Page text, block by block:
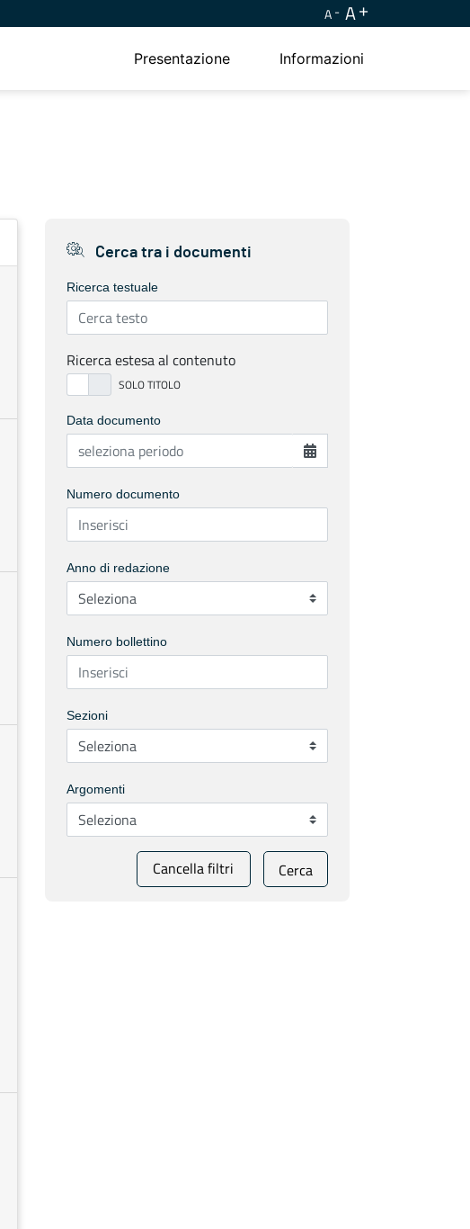
A A
Presentazione Informazioni
Cerca tra i documenti
Ricerca testuale
Ricerca estesa al contenuto
Data documento
Numero documento
Anno di redazione
Numero bollettino
Sezioni
Argomenti
Cancella filtri Cerca